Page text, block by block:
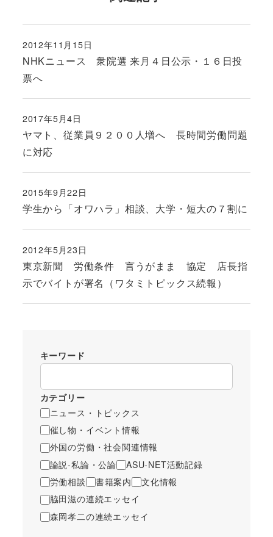
NHKニュース 衆院選 来月４日公示・１６日投
票へ
投稿日
2012年11月15日
ヤマト、従業員９２００人増へ 長時間労働問題
に対応
投稿日
2017年5月4日
学生から「オワハラ」相談、大学・短大の７割に
投稿日
2015年9月22日
東京新聞 労働条件 言うがまま 協定 店長指
示でバイトが署名（ワタミトピックス続報）
投稿日
2012年5月23日
キーワード
カテゴリー
ニュース・トピックス
催し物・イベント情報
外国の労働・社会関連情報
論説-私論・公論
ASU-NET活動記録
労働相談
書籍案内
文化情報
脇田滋の連続エッセイ
森岡孝二の連続エッセイ